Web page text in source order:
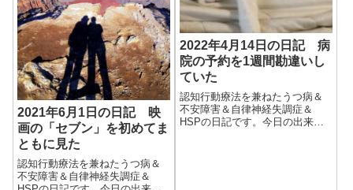
2021年6月1日の日記 映
画の「セブン」を初めてま
ともに見た
認知行動療法を兼ねたうつ病＆
不安障害＆自律神経失調症＆
2022年4月14日の日記 病
院の予約を1週間勘違いし
ていた
認知行動療法を兼ねたうつ病＆
不安障害＆自律神経失調症＆
HSPの日記です。今日の出来事